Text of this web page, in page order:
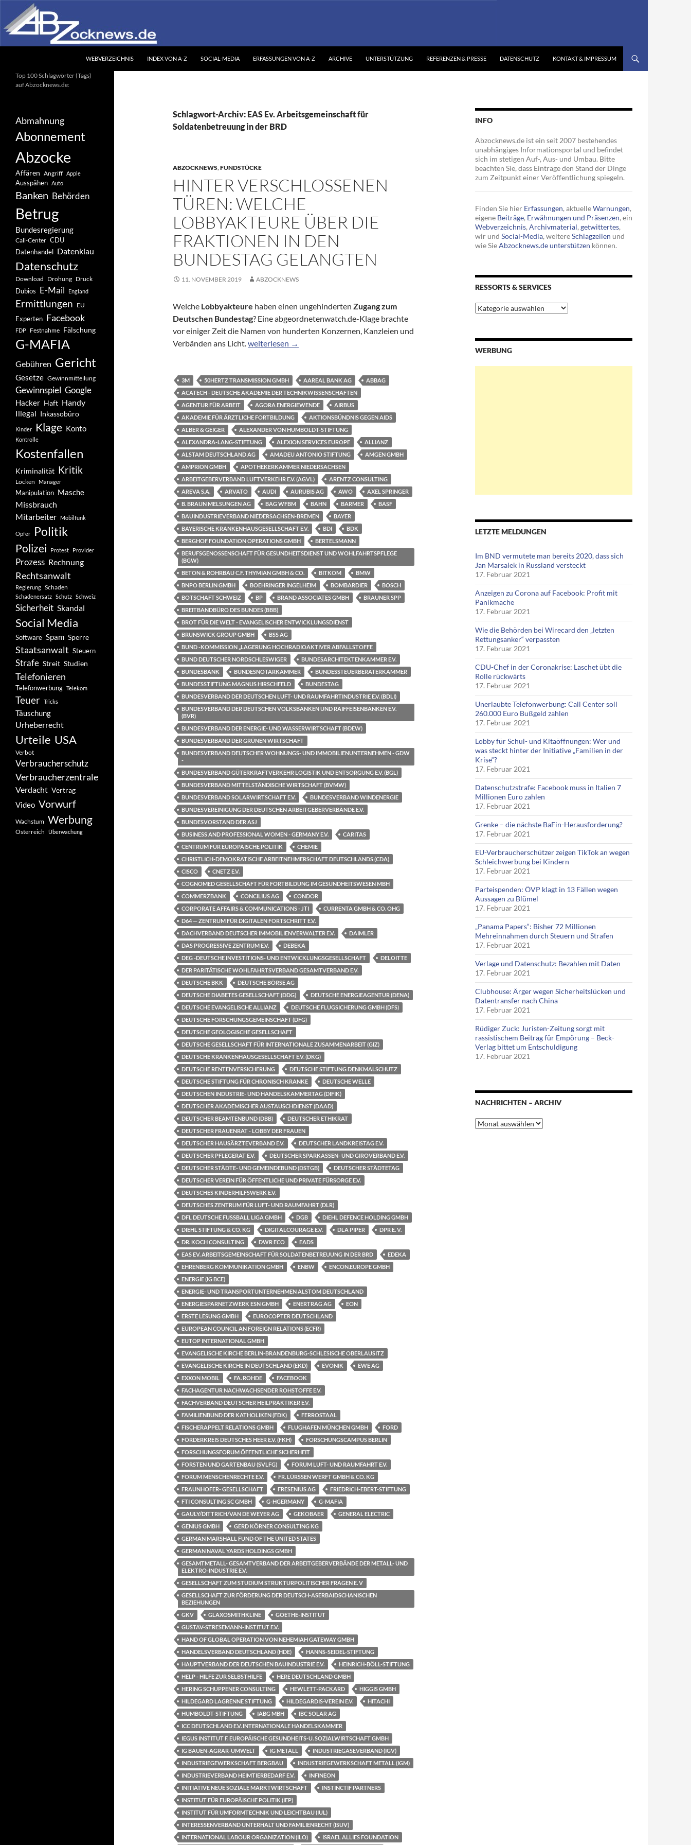
Inhalt
springen
WEBVERZEICHNIS INDEX VON A-Z SOCIAL-MEDIA ERFASSUNGEN VON A-Z ARCHIVE UNTERSTÜTZUNG REFERENZEN & PRESSE DATENSCHUTZ KONTAKT & IMPRESSUM
Schlagwort-Archiv: EAS Ev. Arbeitsgemeinschaft für
Soldatenbetreuung in der BRD
ABZOCKNEWS,FUNDSTÜCKE
HINTER VERSCHLOSSENEN
TÜREN: WELCHE
LOBBYAKTEURE ÜBER DIE
FRAKTIONEN IN DEN
BUNDESTAG GELANGTEN
11. NOVEMBER 2019 ABZOCKNEWS
Welche Lobbyakteure haben einen ungehinderten Zugang zum
Deutschen Bundestag? Eine abgeordnetenwatch.de-Klage brachte
vor einiger Zeit die Namen von hunderten Konzernen, Kanzleien und
Verbänden ans Licht.Hinter verschlossenen Türen: Welche Lobbyakteure über die Fraktionen in den Bundestag gelangten
weiterlesen →
3M 50HERTZ TRANSMISSION GMBH AAREAL BANK AG
ABBAG
ACATECH - DEUTSCHE AKADEMIE DER TECHNIKWISSENSCHAFTEN
AGENTUR FÜR ARBEIT
AGORA ENERGIEWENDE
AIRBUS
AKADEMIE FÜR ÄRZTLICHE FORTBILDUNG
AKTIONSBÜNDNIS GEGEN AIDS
ALBER & GEIGER
ALEXANDER VON HUMBOLDT-STIFTUNG
ALEXANDRA-LANG-STIFTUNG
ALEXION SERVICES EUROPE
ALLIANZ
ALSTAM DEUTSCHLAND AG
AMADEU ANTONIO STIFTUNG
AMGEN GMBH
AMPRION GMBH
APOTHEKERKAMMER NIEDERSACHSEN
ARBEITGEBERVERBAND LUFTVERKEHR E.V. (AGVL)
ARENTZ CONSULTING
AREVA S.A.
ARVATO AUDI AURUBIS AG AWO
AXEL SPRINGER
B. BRAUN MELSUNGEN AG
BAG WFBM BAHN BARMER
BASF
BAUINDUSTRIEVERBAND NIEDERSACHSEN-BREMEN
BAYER
BAYERISCHE KRANKENHAUSGESELLSCHAFT E.V.
BDI
BDK
BERGHOF FOUNDATION OPERATIONS GMBH
BERTELSMANN
BERUFSGENOSSENSCHAFT FÜR GESUNDHEITSDIENST UND WOHLFAHRTSPFLEGE
(BGW)
BETON & ROHRBAU C.F. THYMIAN GMBH & CO.
BITKOM
BMW
BNPO BERLIN GMBH
BOEHRINGER INGELHEIM BOMBARDIER
BOSCH
BOTSCHAFT SCHWEIZ
BP BRAND ASSOCIATES GMBH
BRAUNER SPP
BREITBANDBÜRO DES BUNDES (BBB)
BROT FÜR DIE WELT - EVANGELISCHER ENTWICKLUNGSDIENST
BRUNSWICK GROUP GMBH
BSS AG
BUND -KOMMISSION „LAGERUNG HOCHRADIOAKTIVER ABFALLSTOFFE
BUND DEUTSCHER NORDSCHLESWIGER
BUNDESARCHITEKTENKAMMER E.V.
BUNDESBANK
BUNDESNOTARKAMMER
BUNDESSTEUERBERATERKAMMER
BUNDESSTIFTUNG MAGNUS HIRSCHFELD
BUNDESTAG
BUNDESVERBAND DER DEUTSCHEN LUFT- UND RAUMFAHRTINDUSTRIE E.V. (BDLI)
BUNDESVERBAND DER DEUTSCHEN VOLKSBANKEN UND RAIFFEISENBANKEN E.V.
(BVR)
BUNDESVERBAND DER ENERGIE- UND WASSERWIRTSCHAFT (BDEW)
BUNDESVERBAND DER GRÜNEN WIRTSCHAFT
BUNDESVERBAND DEUTSCHER WOHNUNGS- UND IMMOBILIENUNTERNEHMEN - GDW
-
BUNDESVERBAND GÜTERKRAFTVERKEHR LOGISTIK UND ENTSORGUNG E.V. (BGL)
BUNDESVERBAND MITTELSTÄNDISCHE WIRTSCHAFT (BVMW)
BUNDESVERBAND SOLARWIRTSCHAFT E.V.
BUNDESVERBAND WINDENERGIE
BUNDESVEREINIGUNG DER DEUTSCHEN ARBEITGEBERVERBÄNDE E.V.
BUNDESVORSTAND DER ASJ
BUSINESS AND PROFESSIONAL WOMEN - GERMANY E.V.
CARITAS
CENTRUM FÜR EUROPÄISCHE POLITIK
CHEMIE
CHRISTLICH-DEMOKRATISCHE ARBEITNEHMERSCHAFT DEUTSCHLANDS (CDA)
CISCO
CNETZ E.V.
COGNOMED GESELLSCHAFT FÜR FORTBILDUNG IM GESUNDHEITSWESEN MBH
COMMERZBANK
CONCILIUS AG
CONDOR
CORPORATE AFFAIRS & COMMUNICATIONS - JTI
CURRENTA GMBH & CO. OHG
D64 — ZENTRUM FÜR DIGITALEN FORTSCHRITT E.V.
DACHVERBAND DEUTSCHER IMMOBILIENVERWALTER E.V.
DAIMLER
DAS PROGRESSIVE ZENTRUM E.V.
DEBEKA
DEG -DEUTSCHE INVESTITIONS- UND ENTWICKLUNGSGESELLSCHAFT
DELOITTE
DER PARITÄTISCHE WOHLFAHRTSVERBAND GESAMTVERBAND E.V.
DEUTSCHE BKK
DEUTSCHE BÖRSE AG
DEUTSCHE DIABETES GESELLSCHAFT (DDG)
DEUTSCHE ENERGIEAGENTUR (DENA)
DEUTSCHE EVANGELISCHE ALLIANZ
DEUTSCHE FLUGSICHERUNG GMBH (DFS)
DEUTSCHE FORSCHUNGSGEMEINSCHAFT (DFG)
DEUTSCHE GEOLOGISCHE GESELLSCHAFT
DEUTSCHE GESELLSCHAFT FÜR INTERNATIONALE ZUSAMMENARBEIT (GIZ)
DEUTSCHE KRANKENHAUSGESELLSCHAFT E.V. (DKG)
DEUTSCHE RENTENVERSICHERUNG
DEUTSCHE STIFTUNG DENKMALSCHUTZ
DEUTSCHE STIFTUNG FÜR CHRONISCH KRANKE
DEUTSCHE WELLE
DEUTSCHEN INDUSTRIE- UND HANDELSKAMMERTAG (DIFIK)
DEUTSCHER AKADEMISCHER AUSTAUSCHDIENST (DAAD)
DEUTSCHER BEAMTENBUND (DBB)
DEUTSCHER ETHIKRAT
DEUTSCHER FRAUENRAT - LOBBY DER FRAUEN
DEUTSCHER HAUSÄRZTEVERBAND E.V.
DEUTSCHER LANDKREISTAG E.V.
DEUTSCHER PFLEGERAT E.V.
DEUTSCHER SPARKASSEN- UND GIROVERBAND E.V.
DEUTSCHER STÄDTE- UND GEMEINDEBUND (DSTGB)
DEUTSCHER STÄDTETAG
DEUTSCHER VEREIN FÜR ÖFFENTLICHE UND PRIVATE FÜRSORGE E.V.
DEUTSCHES KINDERHILFSWERK E.V.
DEUTSCHES ZENTRUM FÜR LUFT- UND RAUMFAHRT (DLR)
DFL DEUTSCHE FUSSBALL LIGA GMBH
DGB
DIEHL DEFENCE HOLDING GMBH
DIEHL STIFTUNG & CO. KG
DIGITALCOURAGE E.V. DLA PIPER
DPR E. V.
DR. KOCH CONSULTING
DWR ECO
EADS
EAS EV. ARBEITSGEMEINSCHAFT FÜR SOLDATENBETREUUNG IN DER BRD
EDEKA
EHRENBERG KOMMUNIKATION GMBH
ENBW
ENCON.EUROPE GMBH
ENERGIE (IG BCE)
ENERGIE- UND TRANSPORTUNTERNEHMEN ALSTOM DEUTSCHLAND
ENERGIESPARNETZWERK ESN GMBH
ENERTRAG AG
EON
ERSTE LESUNG GMBH
EUROCOPTER DEUTSCHLAND
EUROPEAN COUNCIL AN FOREIGN RELATIONS (ECFR)
EUTOP INTERNATIONAL GMBH
EVANGELISCHE KIRCHE BERLIN-BRANDENBURG-SCHLESISCHE OBERLAUSITZ
EVANGELISCHE KIRCHE IN DEUTSCHLAND (EKD)
EVONIK
EWE AG
EXXON MOBIL
FA. ROHDE
FACEBOOK
FACHAGENTUR NACHWACHSENDER ROHSTOFFE E.V.
FACHVERBAND DEUTSCHER HEILPRAKTIKER E.V.
FAMILIENBUND DER KATHOLIKEN (FDK)
FERROSTAAL
FISCHERAPPELT RELATIONS GMBH
FLUGHAFEN MÜNCHEN GMBH
FORD
FÖRDERKREIS DEUTSCHES HEER E.V. (FKH)
FORSCHUNGSCAMPUS BERLIN
FORSCHUNGSFORUM ÖFFENTLICHE SICHERHEIT
FORSTEN UND GARTENBAU (SVLFG)
FORUM LUFT- UND RAUMFAHRT E.V.
FORUM MENSCHENRECHTE E.V.
FR. LÜRSSEN WERFT GMBH & CO. KG
FRAUNHOFER- GESELLSCHAFT
FRESENIUS AG
FRIEDRICH-EBERT-STIFTUNG
FTI CONSULTING SC GMBH
G-HGERMANY
G-MAFIA
GAULY/DITTRICH/VAN DE WEYER AG
GEKOBAER
GENERAL ELECTRIC
GENIUS GMBH
GERD KÖRNER CONSULTING KG
GERMAN MARSHALL FUND OF THE UNITED STATES
GERMAN NAVAL YARDS HOLDINGS GMBH
GESAMTMETALL- GESAMTVERBAND DER ARBEITGEBERVERBÄNDE DER METALL- UND
ELEKTRO-INDUSTRIE E.V.
GESELLSCHAFT ZUM STUDIUM STRUKTURPOLITISCHER FRAGEN E. V
GESELLSCHAFT ZUR FÖRDERUNG DER DEUTSCH-ASERBAIDSCHANISCHEN
BEZIEHUNGEN
GKV
GLAXOSMITHKLINE
GOETHE-INSTITUT
GUSTAV-STRESEMANN-INSTITUT E.V.
HAND OF GLOBAL OPERATION VON NEHEMIAH GATEWAY GMBH
HANDELSVERBAND DEUTSCHLAND (HDE)
HANNS-SEIDEL-STIFTUNG
HAUPTVERBAND DER DEUTSCHEN BAUINDUSTRIE E.V.
HEINRICH-BÖLL-STIFTUNG
HELP - HILFE ZUR SELBSTHILFE
HERE DEUTSCHLAND GMBH
HERING SCHUPPENER CONSULTING
HEWLETT-PACKARD
HIGGIS GMBH
HILDEGARD LAGRENNE STIFTUNG
HILDEGARDIS-VEREIN E.V.
HITACHI
HUMBOLDT-STIFTUNG
IABG MBH
IBC SOLAR AG
ICC DEUTSCHLAND E.V. INTERNATIONALE HANDELSKAMMER
IEGUS INSTITUT F. EUROPÄISCHE GESUNDHEITS-U. SOZIALWIRTSCHAFT GMBH
IG BAUEN-AGRAR-UMWELT
IG METALL
INDUSTRIEGASEVERBAND (IGV)
INDUSTRIEGEWERKSCHAFT BERGBAU
INDUSTRIEGEWERKSCHAFT METALL (IGM)
INDUSTRIEVERBAND HEIMTIERBEDARF E.V.
INFINEON
INITIATIVE NEUE SOZIALE MARKTWIRTSCHAFT
INSTINCTIF PARTNERS
INSTITUT FÜR EUROPÄISCHE POLITIK (IEP)
INSTITUT FÜR UMFORMTECHNIK UND LEICHTBAU (IUL)
INTERESSENVERBAND UNTERHALT UND FAMILIENRECHT (ISUV)
INTERNATIONAL LABOUR ORGANIZATION (ILO)
ISRAEL ALLIES FOUNDATION
INFO
Abzocknews.de ist ein seit 2007 bestehendes
unabhängiges Informationsportal und befindet
sich im stetigen Auf-, Aus- und Umbau. Bitte
beachten Sie, dass Einträge den Stand der Dinge
zum Zeitpunkt einer Veröffentlichung spiegeln.
Finden Sie hier Erfassungen, aktuelleWarnungen,
eigene Beiträge, Erwähnungen und Präsenzen, ein
Webverzeichnis, Archivmaterial, getwittertes,
wir und Social-Media, weitereSchlagzeilen und
wie SieAbzocknews.de unterstützen können.
RESSORTS & SERVICES
Ressorts
&
WERBUNG
LETZTE MELDUNGEN
Im BND vermutete man bereits 2020, dass sich
Jan Marsalek in Russland versteckt
17. Februar 2021
Anzeigen zu Corona auf Facebook: Profit mit
Panikmache
17. Februar 2021
Wie die Behörden bei Wirecard den „letzten
Rettungsanker“ verpassten
17. Februar 2021
CDU-Chef in der Coronakrise: Laschet übt die
Rolle rückwärts
17. Februar 2021
Unerlaubte Telefonwerbung: Call Center soll
260.000 Euro Bußgeld zahlen
17. Februar 2021
Lobby für Schul- und Kitaöffnungen: Wer und
was steckt hinter der Initiative „Familien in der
Krise“?
17. Februar 2021
Datenschutzstrafe: Facebook muss in Italien 7
Millionen Euro zahlen
17. Februar 2021
Grenke – die nächste BaFin-Herausforderung?
17. Februar 2021
EU-Verbraucherschützer zeigen TikTok an wegen
Schleichwerbung bei Kindern
17. Februar 2021
Parteispenden: ÖVP klagt in 13 Fällen wegen
Aussagen zu Blümel
17. Februar 2021
„Panama Papers“: Bisher 72 Millionen
Mehreinnahmen durch Steuern und Strafen
17. Februar 2021
Verlage und Datenschutz: Bezahlen mit Daten
17. Februar 2021
Clubhouse: Ärger wegen Sicherheitslücken und
Datentransfer nach China
17. Februar 2021
Rüdiger Zuck: Juristen-Zeitung sorgt mit
rassistischem Beitrag für Empörung – Beck-
Verlag bittet um Entschuldigung
17. Februar 2021
NACHRICHTEN – ARCHIV
Nachrichten
–
Ihr unabhängiges
Informationsportal
Top 100 Schlagwörter (Tags)
auf Abzocknews.de:
Abmahnung
Abonnement
Abzocke
Affären Angriff Apple
Ausspähen Auto
Banken Behörden
Betrug
Bundesregierung
Call-Center CDU
Datenhandel Datenklau
Datenschutz
Download Drohung Druck
Dubios E-Mail England
Ermittlungen EU
Experten Facebook
FDP Festnahme Fälschung
G-MAFIA
Gebühren Gericht
Gesetze Gewinnmitteilung
Gewinnspiel Google
Hacker Haft Handy
Illegal Inkassobüro
Kinder Klage Konto
Kontrolle
Kostenfallen
Kriminalität Kritik
Locken Manager
Manipulation Masche
Missbrauch
Mitarbeiter
Mobilfunk
Opfer Politik
Polizei Protest Provider
Prozess Rechnung
Rechtsanwalt
Regierung Schaden
Schadenersatz Schutz Schweiz
Sicherheit Skandal
Social Media
Software Spam Sperre
Staatsanwalt Steuern
Strafe Streit Studien
Telefonieren
Telefonwerbung Telekom
Teuer Tricks
Täuschung
Urheberrecht
Urteile USA
Verbot
Verbraucherschutz
Verbraucherzentrale
Verdacht Vertrag
Video Vorwurf
Wachstum Werbung
Österreich Überwachung